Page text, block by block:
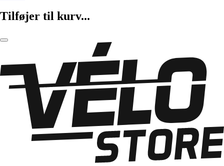
Tilføjer til kurv...